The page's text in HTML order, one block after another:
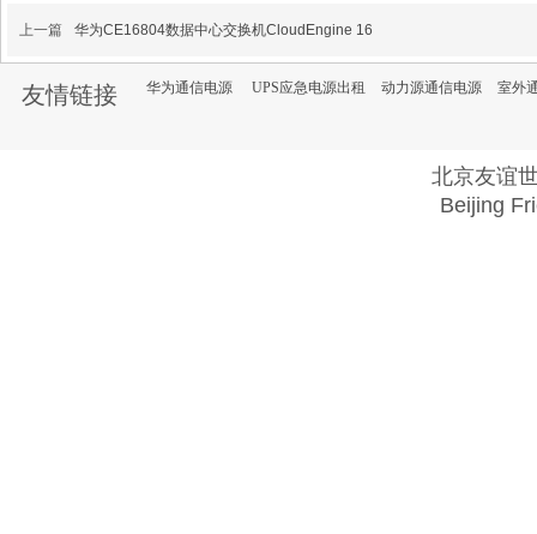
上一篇 华为CE16804数据中心交换机CloudEngine 16
友情链接 华为通信电源 室外
动力源通信电源
UPS应急电源出租
北京友谊
Beijing